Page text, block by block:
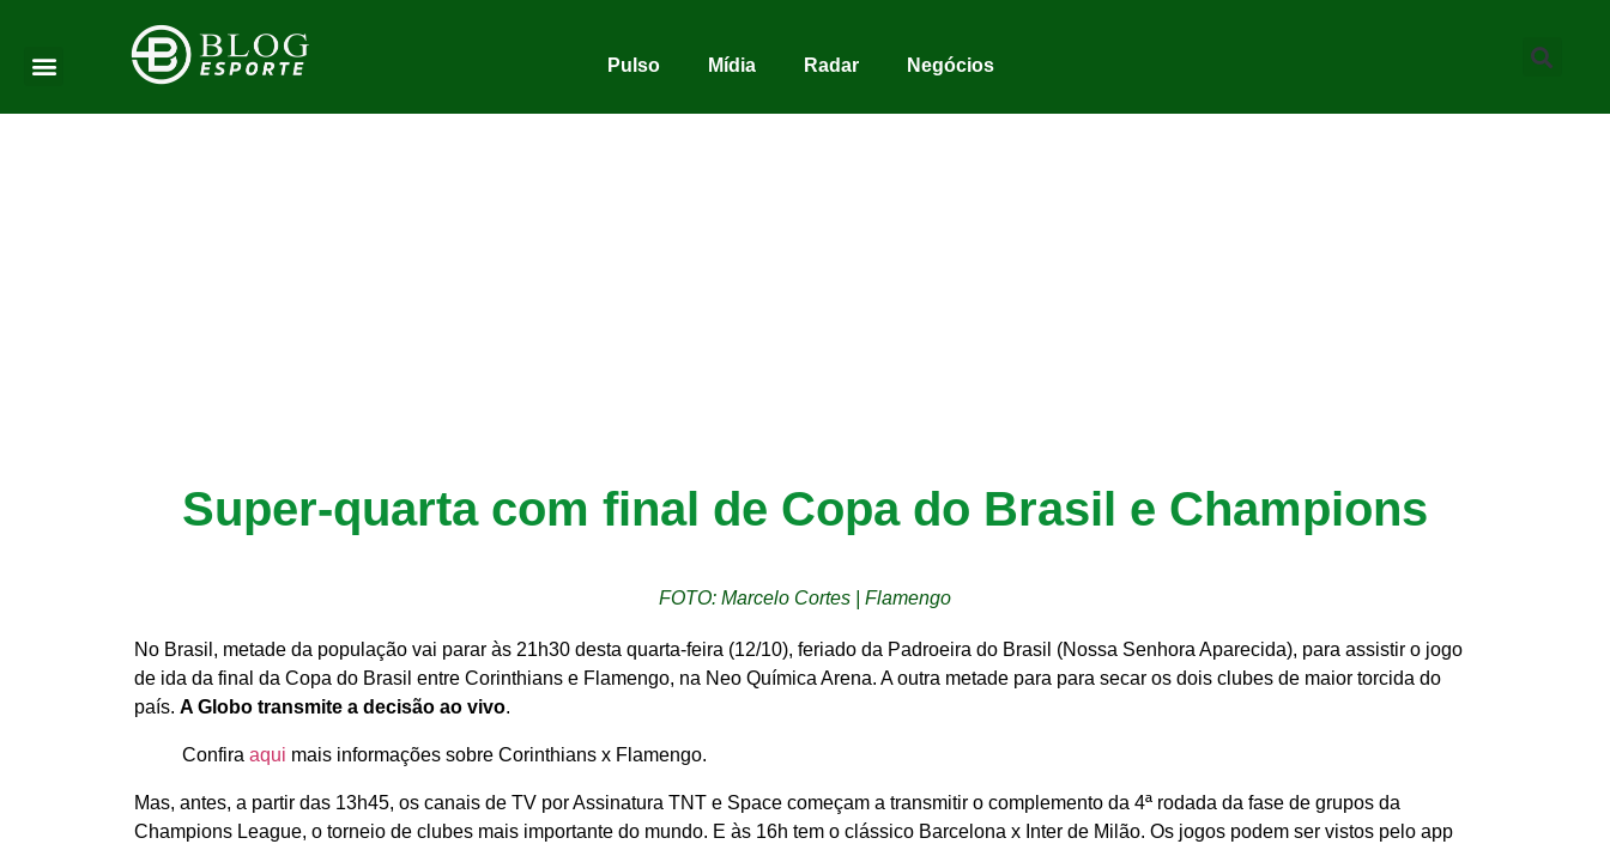
Pulso Mídia Radar Negócios
Super-quarta com final de Copa do Brasil e Champions
FOTO: Marcelo Cortes | Flamengo
No Brasil, metade da população vai parar às 21h30 desta quarta-feira (12/10), feriado da Padroeira do Brasil (Nossa Senhora Aparecida), para assistir o jogo
de ida da final da Copa do Brasil entre Corinthians e Flamengo, na Neo Química Arena. A outra metade para para secar os dois clubes de maior torcida do
país. A Globo transmite a decisão ao vivo.
Confira aqui mais informações sobre Corinthians x Flamengo.
Mas, antes, a partir das 13h45, os canais de TV por Assinatura TNT e Space começam a transmitir o complemento da 4ª rodada da fase de grupos da
Champions League, o torneio de clubes mais importante do mundo. E às 16h tem o clássico Barcelona x Inter de Milão. Os jogos podem ser vistos pelo app